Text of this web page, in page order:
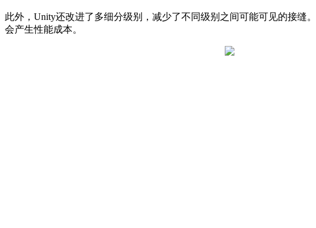
此外，Unity还改进了多细分级别，减少了不同级别之间可能可见的接
会产生性能成本。